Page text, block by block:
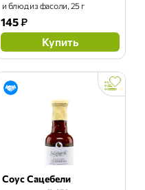
и блюд из фасоли, 25 г
145₽
Купить
Соус Сацебели